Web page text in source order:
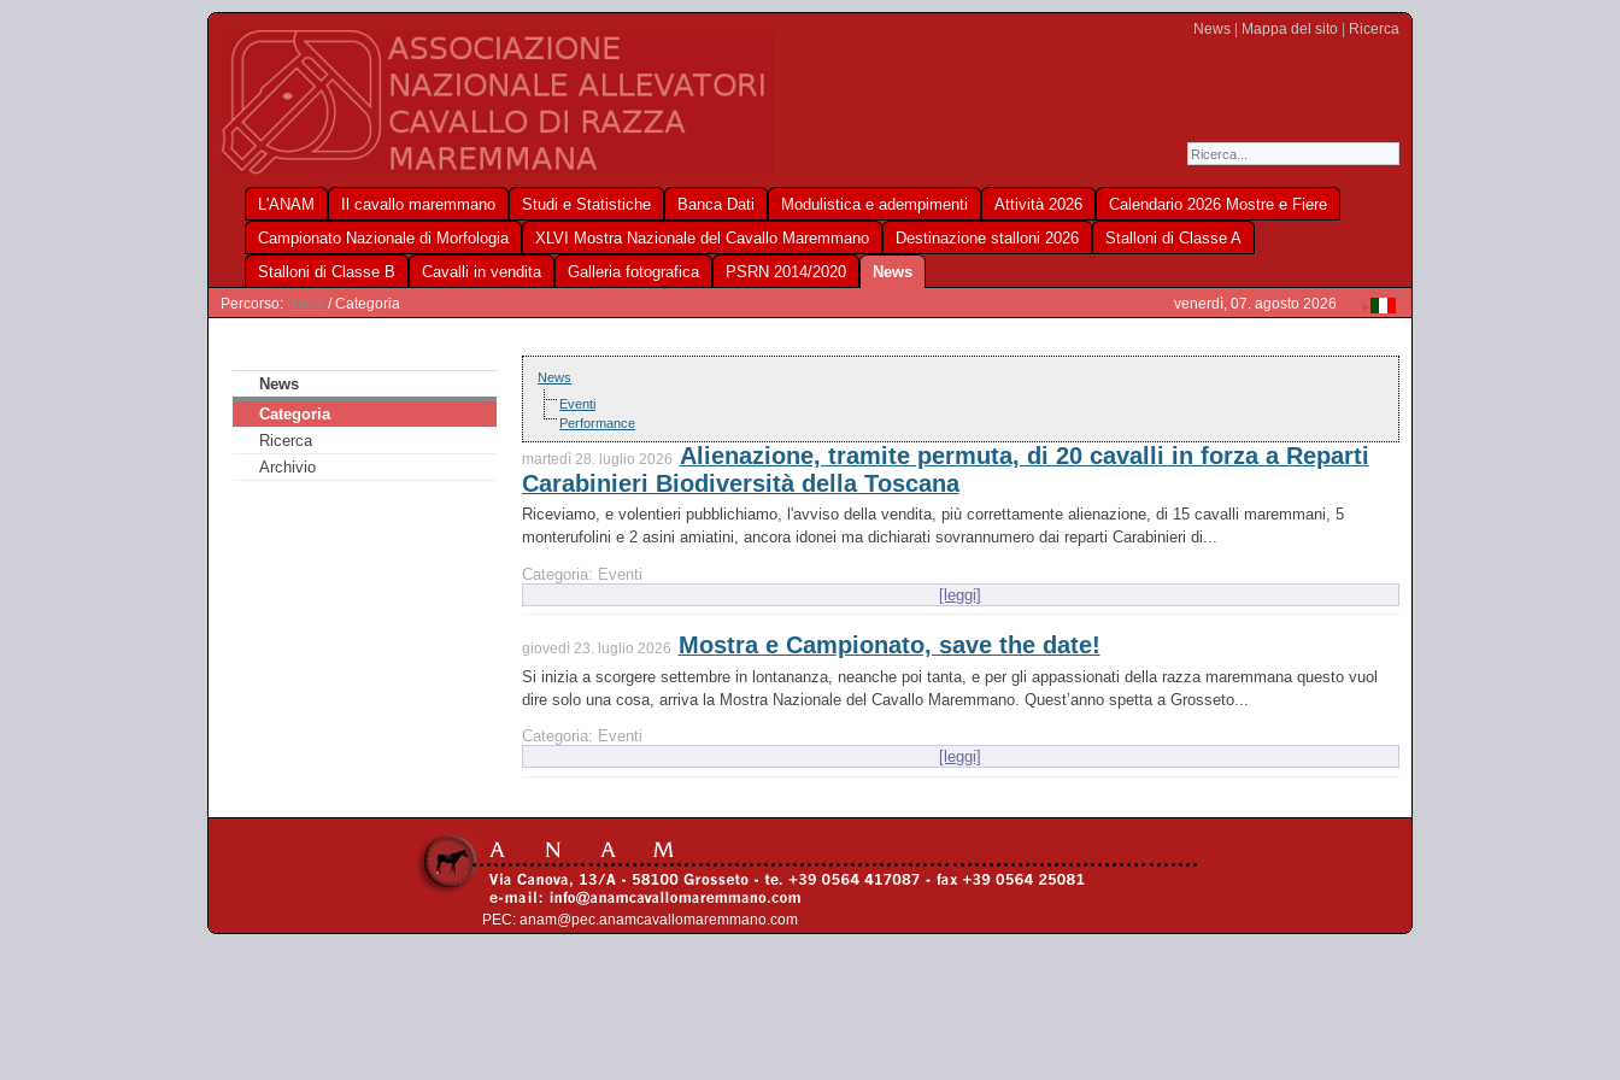
News Mappa del sito Ricerca
L'ANAM Il cavallo maremmano Studi e Statistiche Banca Dati Modulistica e adempimenti Attività 2026
Calendario 2026 Mostre e Fiere
Campionato Nazionale di Morfologia
XLVI Mostra Nazionale del Cavallo Maremmano Destinazione stalloni 2026
Stalloni di Classe A
Stalloni di Classe B
Cavalli in vendita Galleria fotografica PSRN 2014/2020 News
Percorso: News / Categoria venerdì, 07. agosto 2026
News
Categoria
Ricerca
Archivio
News
Eventi
Performance
martedì 28. luglio 2026 Alienazione, tramite permuta, di 20 cavalli in forza a Reparti
Carabinieri Biodiversità della Toscana
Riceviamo, e volentieri pubblichiamo, l'avviso della vendita, più correttamente alienazione, di 15 cavalli maremmani, 5
monterufolini e 2 asini amiatini, ancora idonei ma dichiarati sovrannumero dai reparti Carabinieri di...
Categoria: Eventi
[leggi]
giovedì 23. luglio 2026 Mostra e Campionato, save the date!
Si inizia a scorgere settembre in lontananza, neanche poi tanta, e per gli appassionati della razza maremmana questo vuol
dire solo una cosa, arriva la Mostra Nazionale del Cavallo Maremmano. Quest’anno spetta a Grosseto...
Categoria: Eventi
[leggi]
PEC: anam@pec.anamcavallomaremmano.com